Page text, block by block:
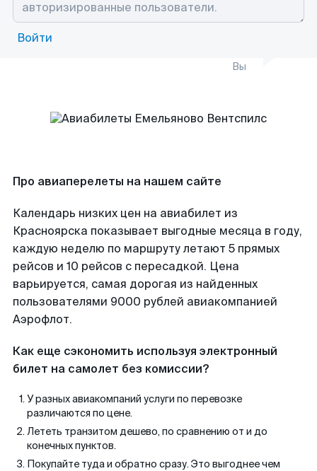
Войти
Вы
Про авиаперелеты на нашем сайте
Календарь низких цен на авиабилет из
Красноярска показывает выгодные месяца в году,
каждую неделю по маршруту летают 5 прямых
рейсов и 10 рейсов с пересадкой. Цена
варьируется, самая дорогая из найденных
пользователями 9000 рублей авиакомпанией
Аэрофлот.
Как еще сэкономить используя электронный
билет на самолет без комиссии?
У разных авиакомпаний услуги по перевозке
различаются по цене.
Лететь транзитом дешево, по сравнению от и до
конечных пунктов.
Покупайте туда и обратно сразу. Это выгоднее чем